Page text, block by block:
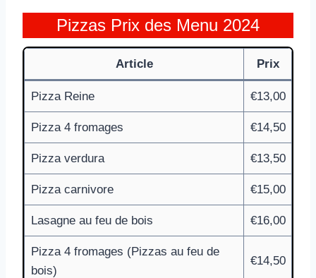
Pizzas Prix des Menu 2024
Article Prix
Pizza Reine €13,00
Pizza 4 fromages €14,50
Pizza verdura €13,50
Pizza carnivore €15,00
Lasagne au feu de bois €16,00
Pizza 4 fromages (Pizzas au feu de
bois)
€14,50